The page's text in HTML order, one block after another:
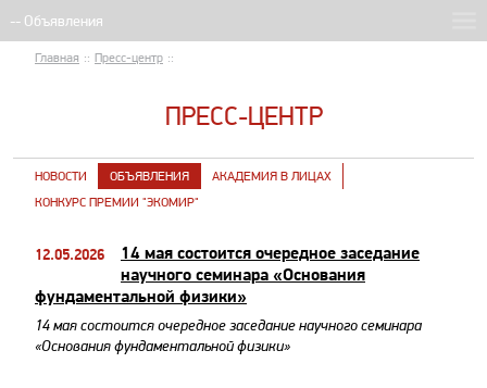
Главная :: Пресс-центр ::
ПРЕСС-ЦЕНТР
НОВОСТИ ОБЪЯВЛЕНИЯ
АКАДЕМИЯ В ЛИЦАХ
КОНКУРС ПРЕМИИ "ЭКОМИР"
12.05.2026
14 мая состоится очередное заседание
научного семинара «Основания
фундаментальной физики»
14 мая состоится очередное заседание научного семинара
«Основания фундаментальной физики»